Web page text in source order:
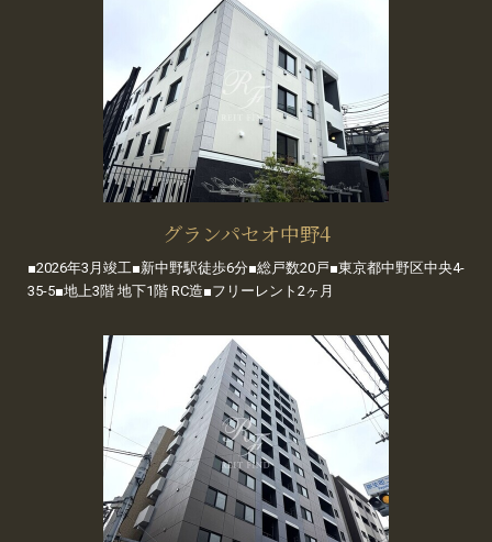
グランパセオ中野4
■2026年3月竣工■新中野駅徒歩6分■総戸数20戸■東京都中野区中央4-
35-5■地上3階 地下1階 RC造■フリーレント2ヶ月